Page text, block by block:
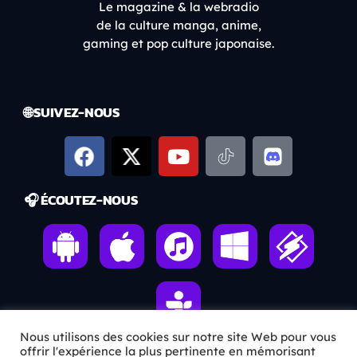
Le magazine & la webradio
de la culture manga, anime,
gaming et pop culture japonaise.
🌐 SUIVEZ-NOUS
🎧 ÉCOUTEZ-NOUS
Nous utilisons des cookies sur notre site Web pour vous
offrir l'expérience la plus pertinente en mémorisant